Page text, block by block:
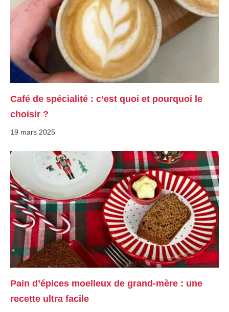
Café de spécialité : c’est quoi et pourquoi le
choisir ?
19 mars 2025
Pain d’épices moelleux de grand-mère : une
recette ultra facile